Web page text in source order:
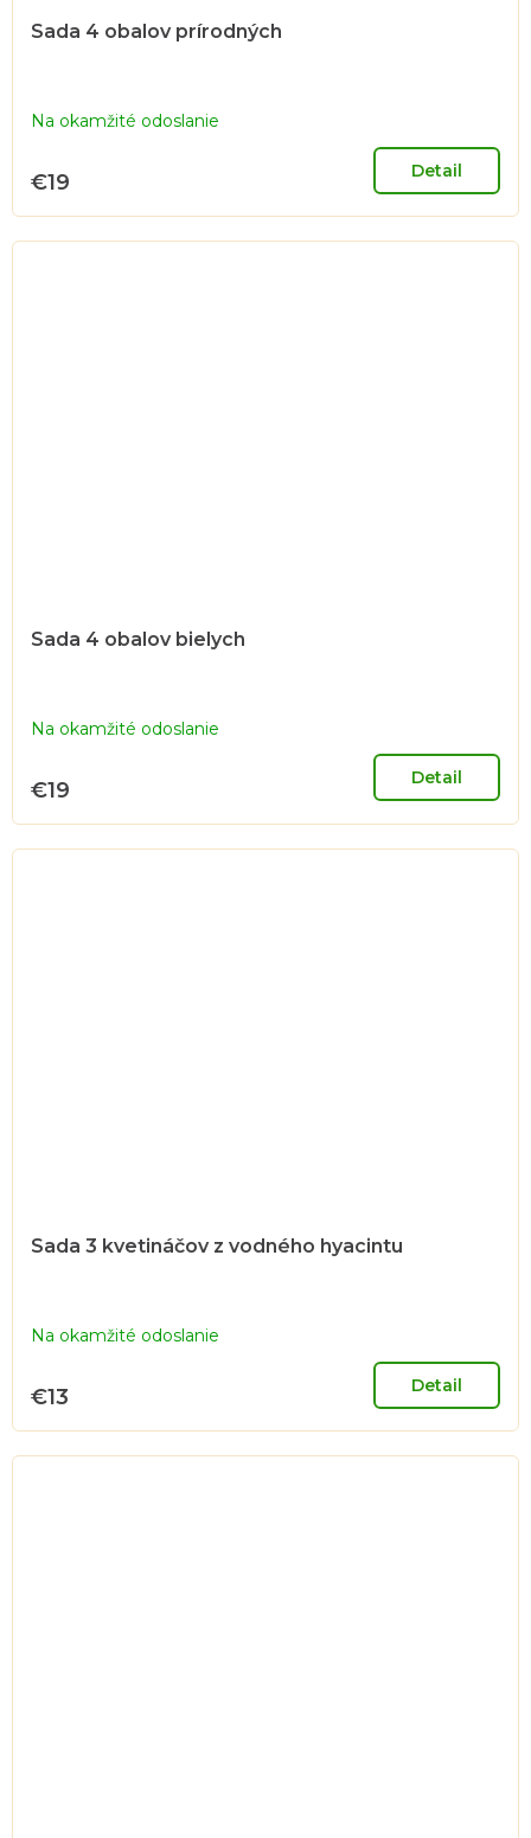
Sada 4 obalov prírodných
Na okamžité odoslanie
€19 Detail
Sada 4 obalov bielych
Na okamžité odoslanie
€19 Detail
Sada 3 kvetináčov z vodného hyacintu
Na okamžité odoslanie
€13 Detail